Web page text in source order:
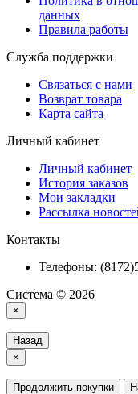
данных
Правила работы
Служба поддержки
Связаться с нами
Возврат товара
Карта сайта
Личный кабинет
Личный кабинет
История заказов
Мои закладки
Рассылка
Контакты
Телефоны:
Система © 2026
×
Назад
×
Продолжить покупки